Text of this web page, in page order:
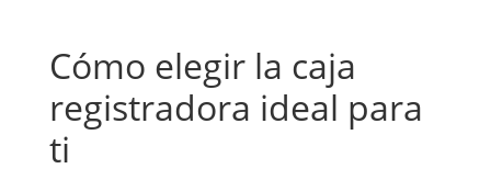
Cómo elegir la caja
registradora ideal para
ti